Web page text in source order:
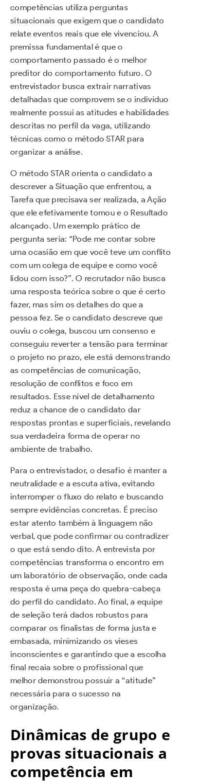
competências utiliza perguntas
situacionais que exigem que o candidato
relate eventos reais que ele vivenciou. A
premissa fundamental é que o
comportamento passado é o melhor
preditor do comportamento futuro. O
entrevistador busca extrair narrativas
detalhadas que comprovem se o indivíduo
realmente possui as atitudes e habilidades
descritas no perfil da vaga, utilizando
técnicas como o método STAR para
organizar a análise.
O método STAR orienta o candidato a
descrever a Situação que enfrentou, a
Tarefa que precisava ser realizada, a Ação
que ele efetivamente tomou e o Resultado
alcançado. Um exemplo prático de
pergunta seria: “Pode me contar sobre
uma ocasião em que você teve um conflito
com um colega de equipe e como você
lidou com isso?”. O recrutador não busca
uma resposta teórica sobre o que é certo
fazer, mas sim os detalhes do que a
pessoa fez. Se o candidato descreve que
ouviu o colega, buscou um consenso e
conseguiu reverter a tensão para terminar
o projeto no prazo, ele está demonstrando
as competências de comunicação,
resolução de conflitos e foco em
resultados. Esse nível de detalhamento
reduz a chance de o candidato dar
respostas prontas e superficiais, revelando
sua verdadeira forma de operar no
ambiente de trabalho.
Para o entrevistador, o desafio é manter a
neutralidade e a escuta ativa, evitando
interromper o fluxo do relato e buscando
sempre evidências concretas. É preciso
estar atento também à linguagem não
verbal, que pode confirmar ou contradizer
o que está sendo dito. A entrevista por
competências transforma o encontro em
um laboratório de observação, onde cada
resposta é uma peça do quebra-cabeça
do perfil do candidato. Ao final, a equipe
de seleção terá dados robustos para
comparar os finalistas de forma justa e
embasada, minimizando os vieses
inconscientes e garantindo que a escolha
final recaia sobre o profissional que
melhor demonstrou possuir a “atitude”
necessária para o sucesso na
organização.
Dinâmicas de grupo e
provas situacionais a
competência em